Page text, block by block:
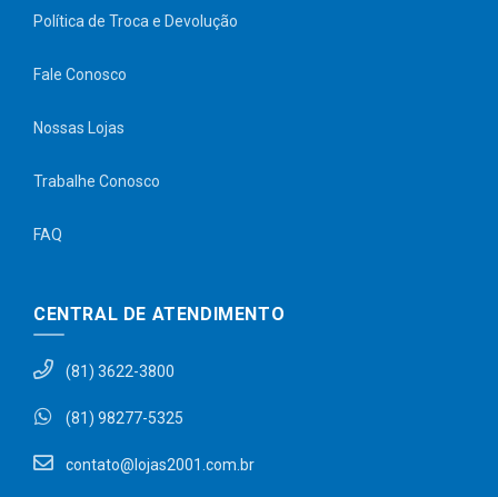
Política de Troca e Devolução
Fale Conosco
Nossas Lojas
Trabalhe Conosco
FAQ
CENTRAL DE ATENDIMENTO
(81) 3622-3800
(81) 98277-5325
contato@lojas2001.com.br